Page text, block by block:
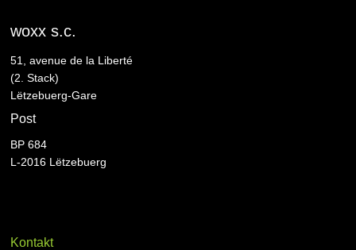
woxx s.c.
51, avenue de la Liberté
(2. Stack)
Lëtzebuerg-Gare
Post
BP 684
L-2016 Lëtzebuerg
Kontakt